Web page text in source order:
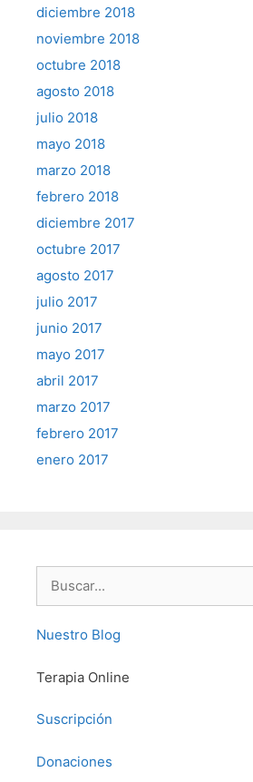
diciembre 2018
noviembre 2018
octubre 2018
agosto 2018
julio 2018
mayo 2018
marzo 2018
febrero 2018
diciembre 2017
octubre 2017
agosto 2017
julio 2017
junio 2017
mayo 2017
abril 2017
marzo 2017
febrero 2017
enero 2017
Nuestro Blog
Terapia Online
Suscripción
Donaciones